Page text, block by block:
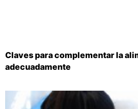
Claves para complementar la
adecuadamente